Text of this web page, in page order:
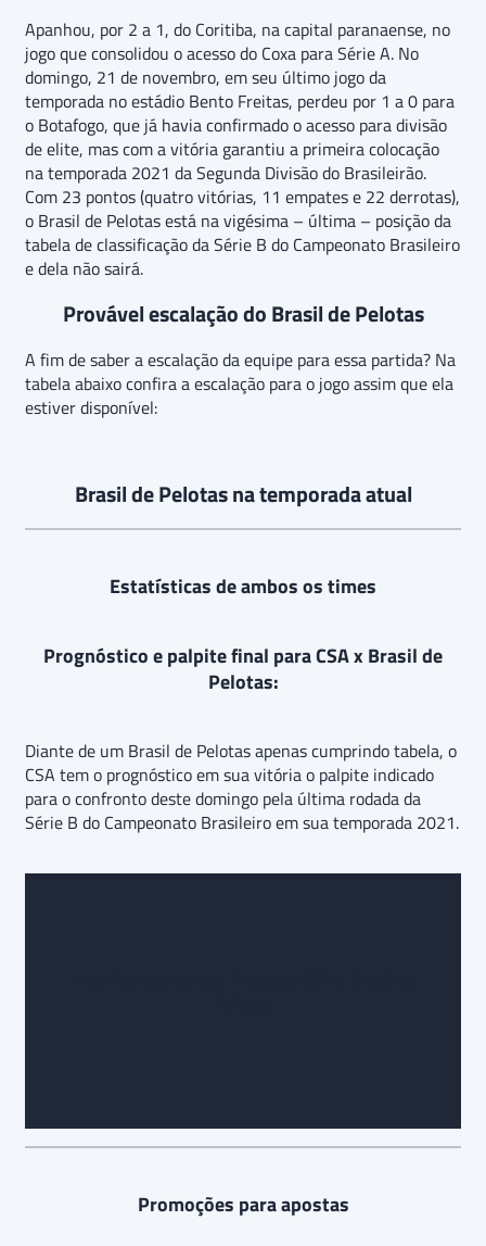
Apanhou, por 2 a 1, do Coritiba, na capital paranaense, no
jogo que consolidou o acesso do Coxa para Série A. No
domingo, 21 de novembro, em seu último jogo da
temporada no estádio Bento Freitas, perdeu por 1 a 0 para
o Botafogo, que já havia confirmado o acesso para divisão
de elite, mas com a vitória garantiu a primeira colocação
na temporada 2021 da Segunda Divisão do Brasileirão.
Com 23 pontos (quatro vitórias, 11 empates e 22 derrotas),
o Brasil de Pelotas está na vigésima – última – posição da
tabela de classificação da Série B do Campeonato Brasileiro
e dela não sairá.
Provável escalação do Brasil de Pelotas
A fim de saber a escalação da equipe para essa partida? Na
tabela abaixo confira a escalação para o jogo assim que ela
estiver disponível:
Brasil de Pelotas na temporada atual
Estatísticas de ambos os times
Prognóstico e palpite final para CSA x Brasil de
Pelotas:
Diante de um Brasil de Pelotas apenas cumprindo tabela, o
CSA tem o prognóstico em sua vitória o palpite indicado
para o confronto deste domingo pela última rodada da
Série B do Campeonato Brasileiro em sua temporada 2021.
Promoções para apostas